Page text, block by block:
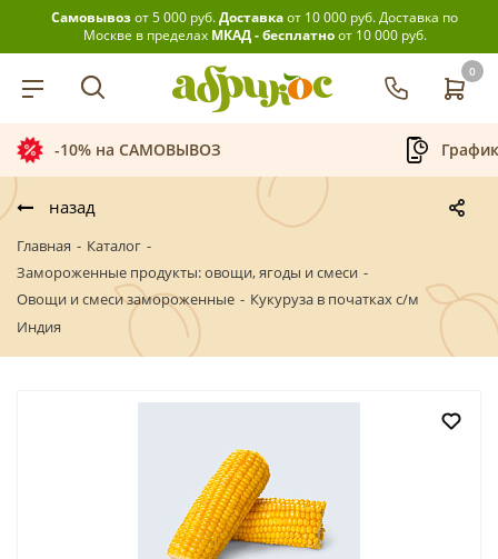
Самовывозот 5 000 руб.Доставкаот 10 000 руб.Доставка по
Москве в пределах МКАД - бесплатноот 10 000 руб.
0
-10% на САМОВЫВОЗ
назад
Главная - Каталог -
Замороженные продукты: овощи, ягоды и смеси -
Овощи и смеси замороженные - Кукуруза в початках с/м
Индия